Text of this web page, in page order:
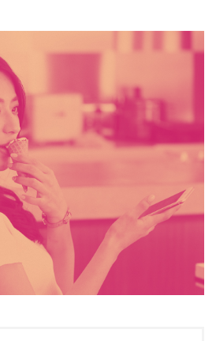
#Planes
#Gastro
#Caras
#Diseño
#Sexo
#Dinero
#Rincones